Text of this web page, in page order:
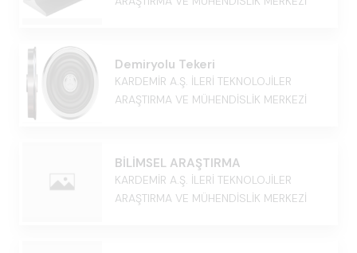
Demiryolu Tekeri
KARDEMİR A.Ş. İLERİ TEKNOLOJİLER
ARAŞTIRMA VE MÜHENDİSLİK MERKEZİ
BİLİMSEL ARAŞTIRMA
KARDEMİR A.Ş. İLERİ TEKNOLOJİLER
ARAŞTIRMA VE MÜHENDİSLİK MERKEZİ